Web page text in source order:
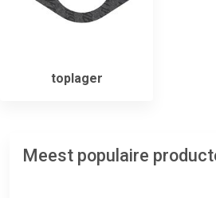
toplager
Meest populaire